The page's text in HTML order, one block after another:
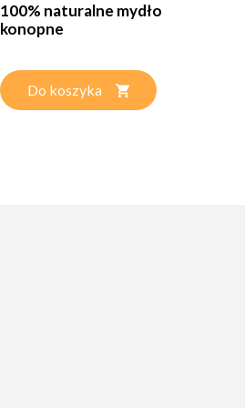
100% naturalne mydło
konopne
Do koszyka